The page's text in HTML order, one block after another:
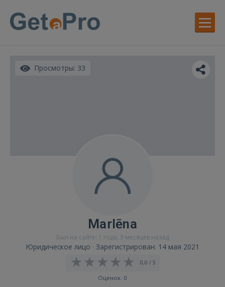
Просмотры: 33
Marlēna
Был на сайте: 1 года, 3 месяцев назад
Юридическое лицо · Зарегистрирован: 14 мая 2021
0,0 / 5
Оценок: 0